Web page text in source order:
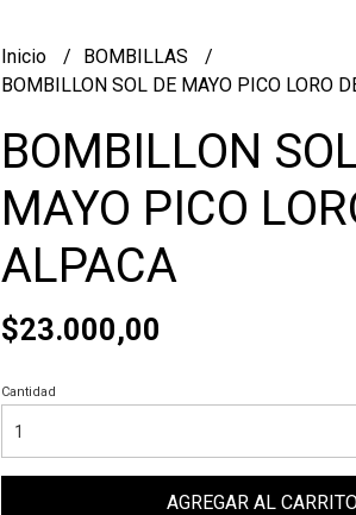
Inicio
BOMBILLAS
BOMBILLON SOL DE MAYO PICO LORO
BOMBILLON
MAYO PICO
ALPACA
$23.000,00
Cantidad
AGREGAR AL